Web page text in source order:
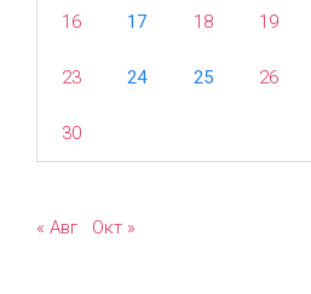
16 17 18 19
23 24 25 26
30
« Авг Окт »